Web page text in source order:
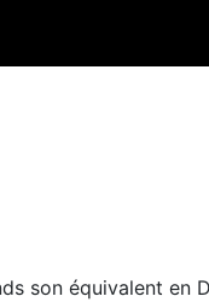
son équivalent en